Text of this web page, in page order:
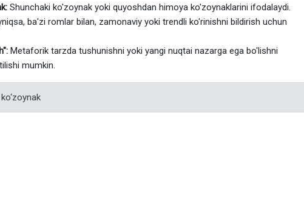
Shunchaki ko'zoynak yoki quyoshdan himoya ko'zoynaklarini ifodalaydi.
ba'zi romlar bilan, zamonaviy yoki trendli ko'rinishni bildirish uchun
Metaforik tarzda tushunishni yoki yangi nuqtai nazarga ega bo'lishni
mumkin.